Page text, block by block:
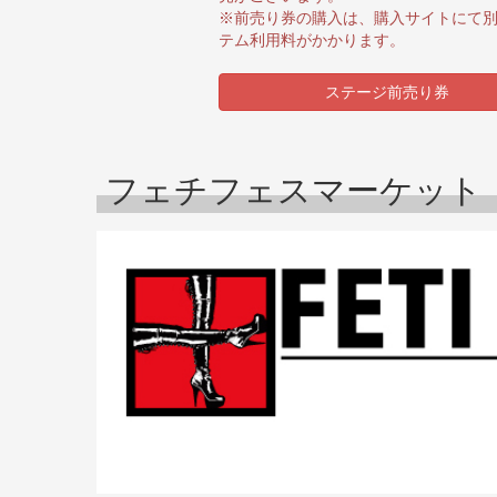
※前売り券の購入は、購入サイトにて
テム利用料がかかります。
ステージ前売り券
フェチフェスマーケット